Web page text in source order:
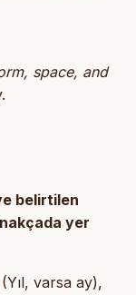
space, and
belirtilen
yer
varsa ay),